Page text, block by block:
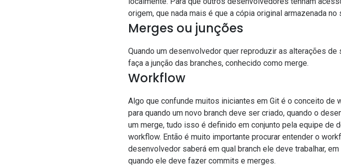
origem, que nada mais é que a cópia original armazenada
Merges ou junções
Quando um desenvolvedor quer reproduzir as alterações
faça a junção das branches, conhecido como merge.
Workflow
Algo que confunde muitos iniciantes em Git é o conceito de
para quando um novo branch deve ser criado, quando o
um merge, tudo isso é definido em conjunto pela equipe de
workflow. Então é muito importante procurar entender o
desenvolvedor saberá em qual branch ele deve trabalhar,
quando ele deve fazer commits e merges.